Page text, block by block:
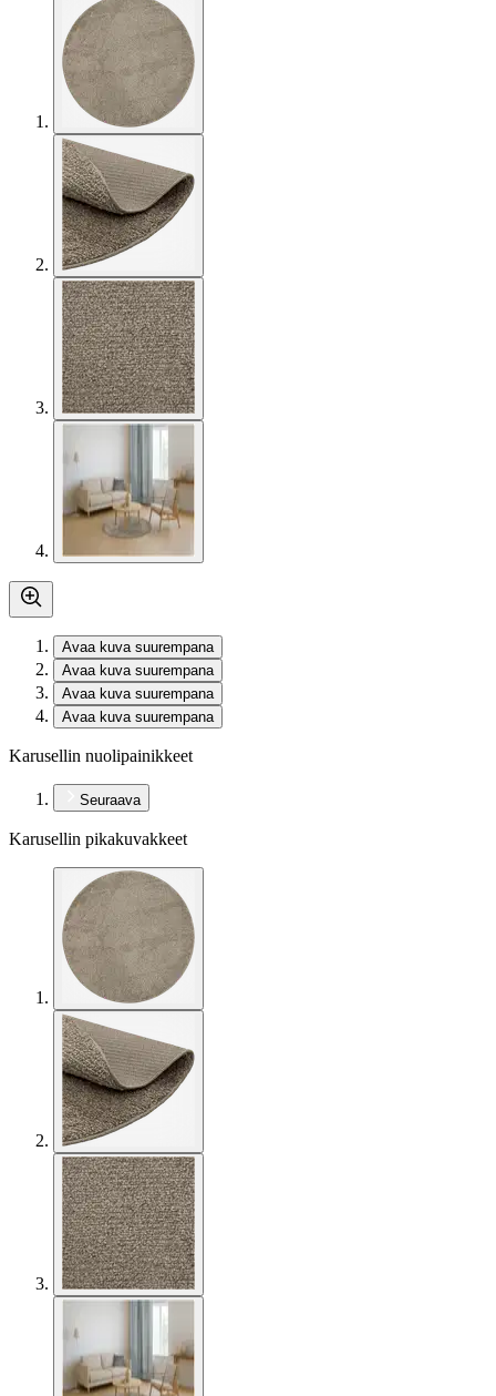
Avaa kuva suurempana
Avaa kuva suurempana
Avaa kuva suurempana
Avaa kuva suurempana
Karusellin nuolipainikkeet
Seuraava
Karusellin pikakuvakkeet